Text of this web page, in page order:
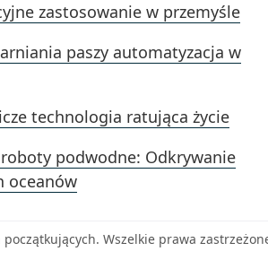
zastosowanie w przemyśle
paszy automatyzacja w
technologia ratująca życie
podwodne: Odkrywanie
oceanów
Wszelkie prawa